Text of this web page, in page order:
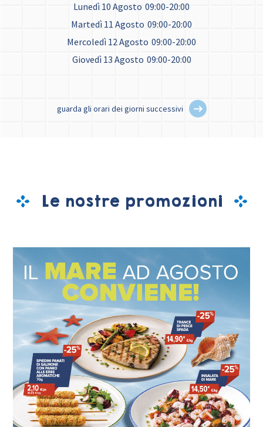
Lunedì 10 Agosto 09:00-20:00
Martedì 11 Agosto 09:00-20:00
Mercoledì 12 Agosto 09:00-20:00
Giovedì 13 Agosto 09:00-20:00
guarda gli orari dei giorni successivi
Le nostre promozioni